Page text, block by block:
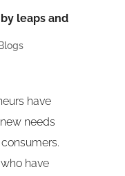
leaps and
Blogs
have
needs
have